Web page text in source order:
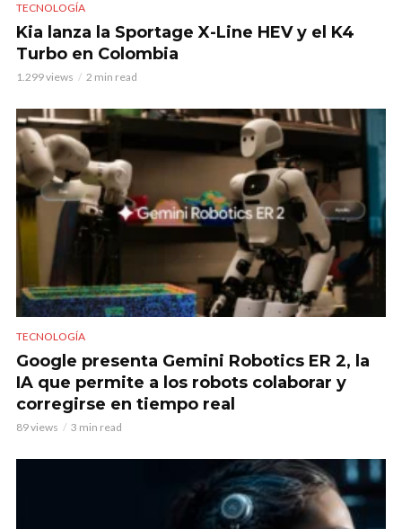
TECNOLOGÍA
Kia lanza la Sportage X-Line HEV y el K4
Turbo en Colombia
1.299 views 2 min read
TECNOLOGÍA
Google presenta Gemini Robotics ER 2, la
IA que permite a los robots colaborar y
corregirse en tiempo real
89 views 3 min read